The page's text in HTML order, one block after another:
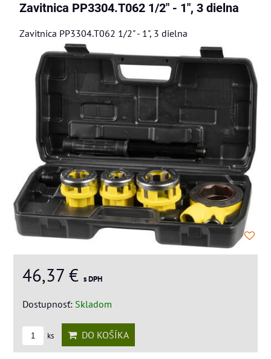
Zavitnica PP3304.T062 1/2" - 1", 3 dielna
Zavitnica PP3304.T062 1/2" - 1", 3 dielna
46,37 € s DPH
Dostupnosť: Skladom
ks DO KOŠÍKA